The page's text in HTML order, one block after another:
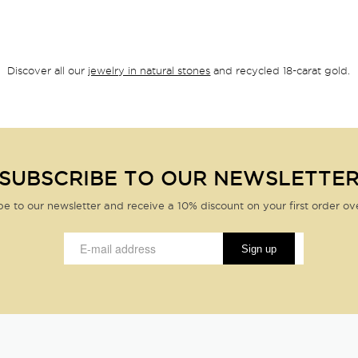
Discover all our jewelry in natural stones and recycled 18-carat gold.
SUBSCRIBE TO OUR NEWSLETTER
to our newsletter and receive a 10% discount on your first order